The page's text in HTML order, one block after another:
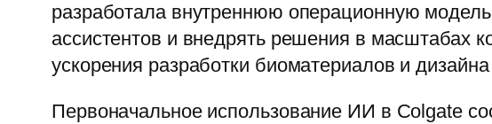
разработала внутреннюю операционную
ассистентов и внедрять решения в масштабах
ускорения разработки биоматериалов и
Первоначальное использование ИИ в Colgate